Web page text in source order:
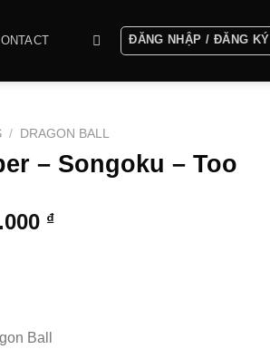
ĐĂNG NHẬP / ĐĂNG KÝ
/ DRAGON BALL
– Songoku – Too
₫Khoảng
Ball